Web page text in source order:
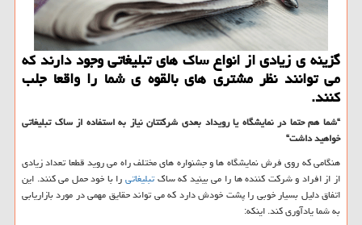
گزینه ی زیادی از انواع ساك های تبلیغاتی وجود دارند كه
می توانند نظر مشتری های بالقوه ی شما را واقعا جلب
كنند.
“شما هم حتمادر نمایشگاه یا رویداد بعدی شرکتتان نیاز به استفاده از ساک تبلیغاتی
خواهید داشت“
هنگامی که روی فرش نمایشگاه ها و جشنواره های مختلف راه می روید قطعا تعداد زیادی
از از افراد و شرکت کننده ها را می بینید که ساکتبلیغاتیرا با خود حمل می کنند. این
اتفاق دلیل بسیار خوبی را پشت خودش دارد که می تواند حقایق مهمی در مورد بازاریابی
به شما یادآوری کند. اینکه: